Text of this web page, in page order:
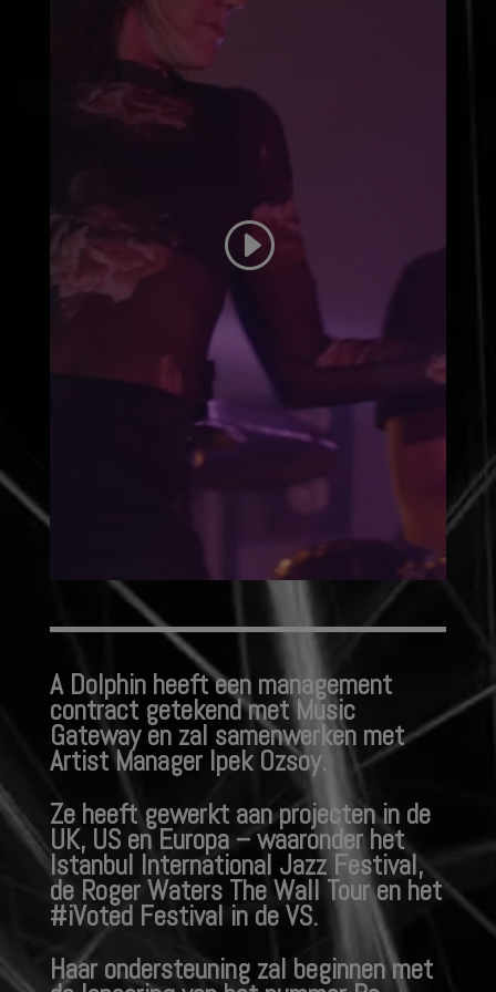
A Dolphin heeft een management
contract getekend met Music
Gateway en zal samenwerken met
Artist Manager Ipek Ozsoy.
Ze heeft gewerkt aan projecten in de
UK, US en Europa – waaronder het
Istanbul International Jazz Festival,
de Roger Waters The Wall Tour en het
#iVoted Festival in de VS.
Haar ondersteuning zal beginnen met